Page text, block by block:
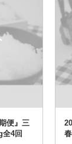
便』三
全4回